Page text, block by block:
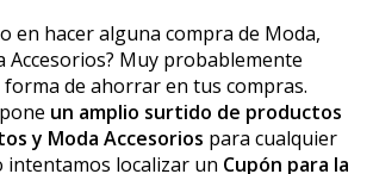
en hacer alguna compra de Moda,
Accesorios? Muy probablemente
forma de ahorrar en tus compras.
un amplio surtido de productos
y Moda Accesorios para cualquier
intentamos localizar un Cupón para la